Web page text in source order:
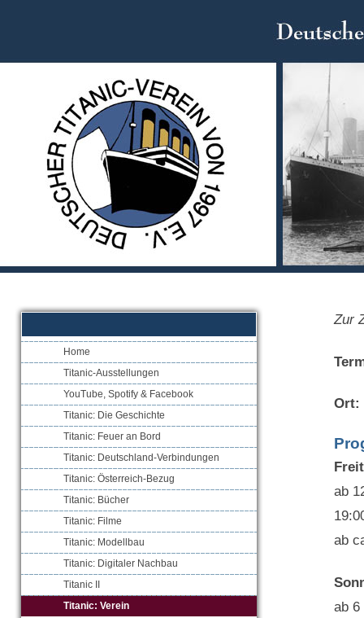
Home
Titanic-Ausstellungen
YouTube, Spotify & Facebook
Titanic: Die Geschichte
Titanic: Feuer an Bord
Titanic: Deutschland-Verbindungen
Titanic: Österreich-Bezug
Titanic: Bücher
Titanic: Filme
Titanic: Modellbau
Titanic: Digitaler Nachbau
Titanic II
Titanic: Verein
Zur
Ort:
ab
ab
ab 6